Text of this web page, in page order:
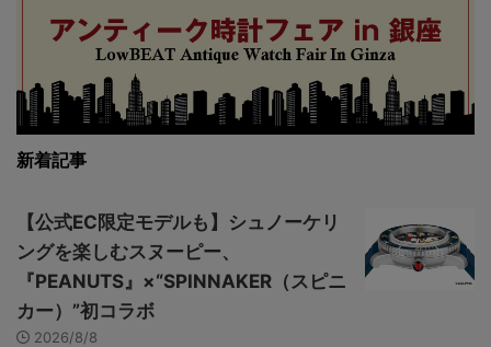
新着記事
【公式EC限定モデルも】シュノーケリ
ングを楽しむスヌーピー、
『PEANUTS』×“SPINNAKER（スピニ
カー）”初コラボ
2026/8/8